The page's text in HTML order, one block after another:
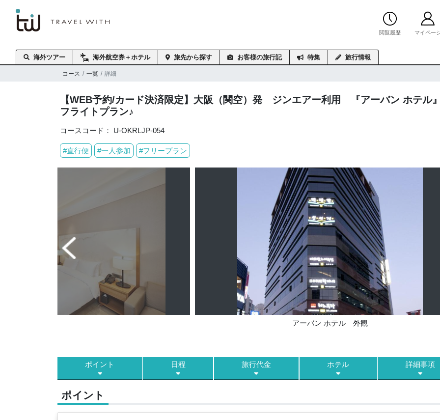
スタンダード・ジャパン
閲覧履歴 マイペー
海外ツアー 海外航空券＋ホテル 旅先から探す お客様の旅行記 特集 旅行情報
コース 一覧 詳細
【WEB予約/カード決済限定】大阪（関空）発 ジンエアー利用 『アーバン ホテ
フライトプラン♪
コースコード： U-OKRLJP-054
#直行便 #一人参加 #フリープラン
アーバン ホテル 外観
ポイント 日程 旅行代金 ホテル 詳細事項
ポイント